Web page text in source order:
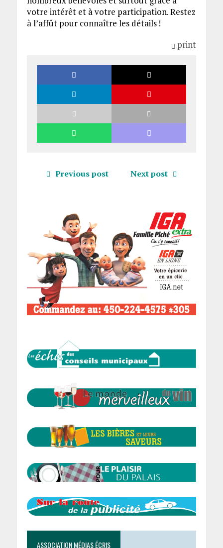
votre intérêt et à votre participation. Restez
à l’affût pour connaître les détails !
print
Previous post Next post
ASSOCIATION MÉDIAS ÉCRIS